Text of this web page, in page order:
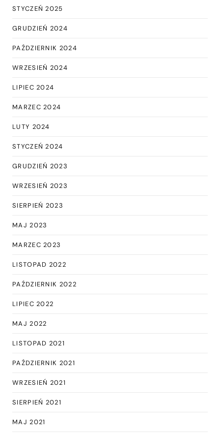
STYCZEŃ 2025
GRUDZIEŃ 2024
PAŹDZIERNIK 2024
WRZESIEŃ 2024
LIPIEC 2024
MARZEC 2024
LUTY 2024
STYCZEŃ 2024
GRUDZIEŃ 2023
WRZESIEŃ 2023
SIERPIEŃ 2023
MAJ 2023
MARZEC 2023
LISTOPAD 2022
PAŹDZIERNIK 2022
LIPIEC 2022
MAJ 2022
LISTOPAD 2021
PAŹDZIERNIK 2021
WRZESIEŃ 2021
SIERPIEŃ 2021
MAJ 2021